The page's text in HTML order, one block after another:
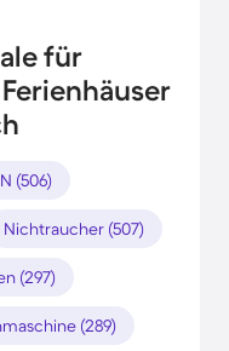
für
(506)
Nichtraucher (507)
(297)
(289)